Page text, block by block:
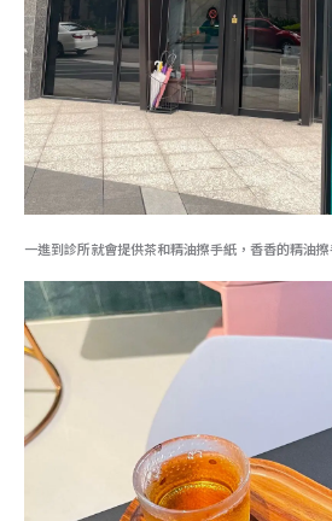
一進到診所就會提供茶和精油擦手紙，香香的精油